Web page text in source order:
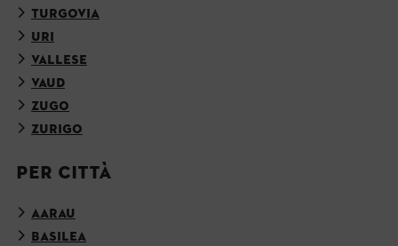
TURGOVIA
URI
VALLESE
VAUD
ZUGO
ZURIGO
PER CITTÀ
AARAU
BASILEA